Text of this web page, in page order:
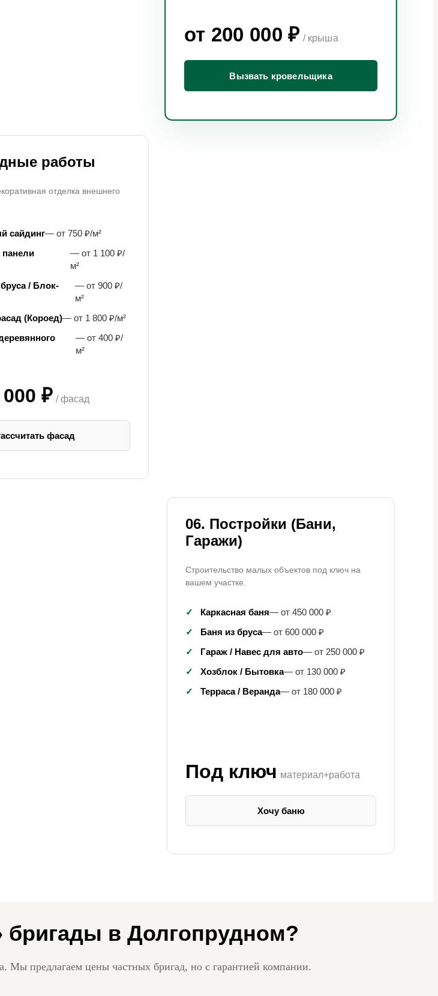
от 200 000 ₽ / крыша
Вызвать кровельщика
работы
отделка внешнего
сайдинг— от 750 ₽/м²
— от 1 100 ₽/
м²
/ Блок-
— от 900 ₽/
м²
(Короед)— от 1 800 ₽/м²
— от 400 ₽/
м²
₽ / фасад
фасад
06. Постройки (Бани,
Гаражи)
Строительство малых объектов под ключ на
вашем участке.
✓ Каркасная баня— от 450 000 ₽
✓
Баня из бруса— от 600 000 ₽
✓
Гараж / Навес для авто— от 250 000 ₽
✓
Хозблок / Бытовка— от 130 000 ₽
✓
Терраса / Веранда— от 180 000 ₽
Под ключ материал+работа
Хочу баню
бригады в Долгопрудном?
Мы предлагаем цены частных бригад, но с гарантией компании.